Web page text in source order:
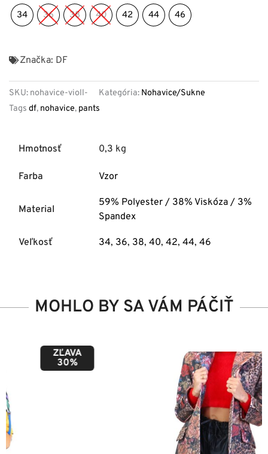
34 36 38 40 42 44 46
Značka: DF
SKU: nohavice-violl- Kategória: Nohavice/Sukne
Tags df, nohavice, pants
Hmotnosť 0,3 kg
Farba Vzor
Material
59% Polyester / 38% Viskóza / 3%
Spandex
Veľkosť 34, 36, 38, 40, 42, 44, 46
MOHLO BY SA VÁM PÁČIŤ
ZĽAVA
50%